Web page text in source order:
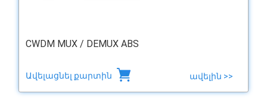
CWDM MUX / DEMUX ABS
Ավելացնել քարտին ավելին >>